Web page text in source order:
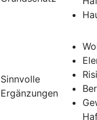
Sinnvolle
Ergänzungen